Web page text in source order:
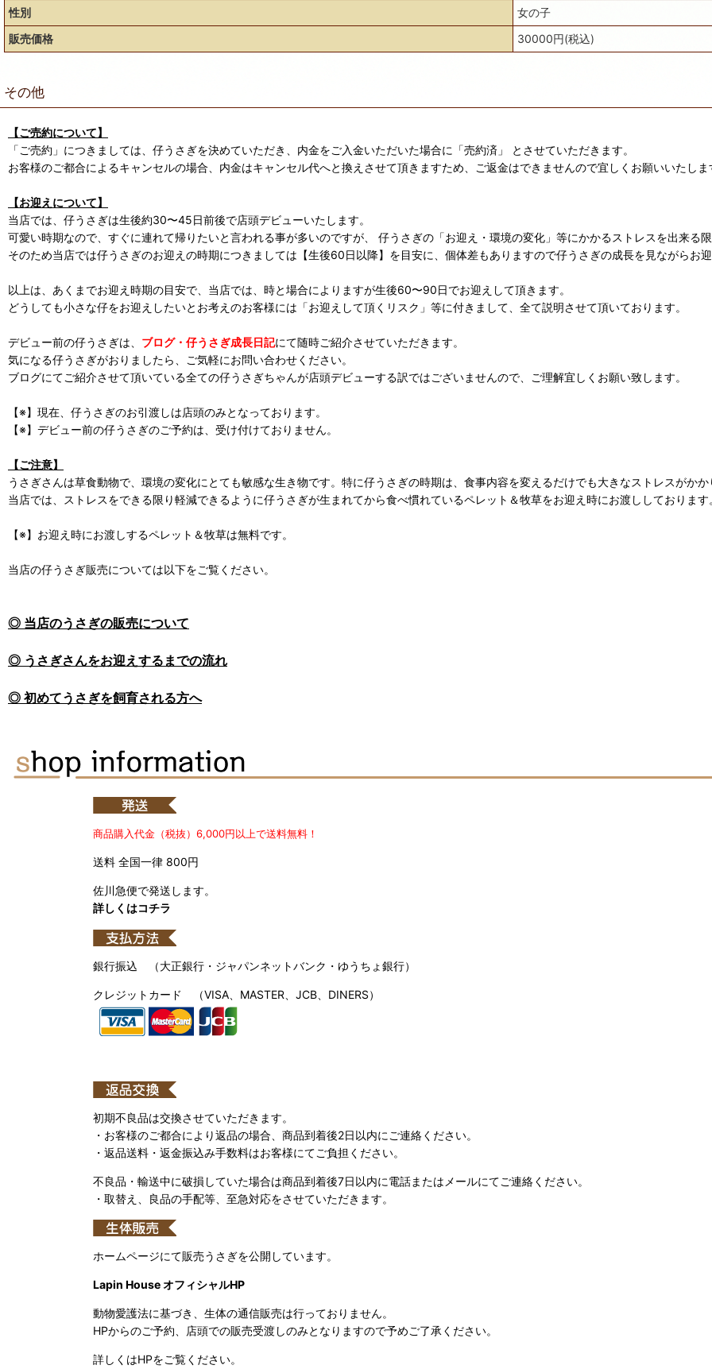
性別
女の子
販売価格
30000円(税込)
その他
【ご売約について】
「ご売約」につきましては、仔うさぎを決めていただき、内金をご入金いただいた場合に「売約済」 とさせていただきます。
お客様のご都合によるキャンセルの場合、内金はキャンセル代へと換えさせて頂きますため、ご返金はできませんので宜しくお願いいたしま
【お迎えについて】
当店では、仔うさぎは生後約30〜45日前後で店頭デビューいたします。
可愛い時期なので、すぐに連れて帰りたいと言われる事が多いのですが、 仔うさぎの「お迎え・環境の変化」等にかかるストレスを出来る
そのため当店では仔うさぎのお迎えの時期につきましては【生後60日以降】を目安に、個体差もありますので仔うさぎの成長を見ながらお
以上は、あくまでお迎え時期の目安で、当店では、時と場合によりますが生後60〜90日でお迎えして頂きます。
どうしても小さな仔をお迎えしたいとお考えのお客様には「お迎えして頂くリスク」等に付きまして、全て説明させて頂いております。
デビュー前の仔うさぎは、 ブログ・仔うさぎ成長日記にて随時ご紹介させていただきます。
気になる仔うさぎがおりましたら、ご気軽にお問い合わせください。
ブログにてご紹介させて頂いている全ての仔うさぎちゃんが店頭デビューする訳ではございませんので、ご理解宜しくお願い致します。
【※】現在、仔うさぎのお引渡しは店頭のみとなっております。
【※】デビュー前の仔うさぎのご予約は、受け付けておりません。
【ご注意】
うさぎさんは草食動物で、環境の変化にとても敏感な生き物です。特に仔うさぎの時期は、食事内容を変えるだけでも大きなストレスがかか
当店では、ストレスをできる限り軽減できるように仔うさぎが生まれてから食べ慣れているペレット＆牧草をお迎え時にお渡ししております
【※】お迎え時にお渡しするペレット＆牧草は無料です。
当店の仔うさぎ販売については以下をご覧ください。
◎ 当店のうさぎの販売について
◎ うさぎさんをお迎えするまでの流れ
◎ 初めてうさぎを飼育される方へ
商品購入代金（税抜）6,000円以上で送料無料！
送料 全国一律 800円
佐川急便で発送します。
詳しくはコチラ
銀行振込 （大正銀行・ジャパンネットバンク・ゆうちょ銀行）
クレジットカード （VISA、MASTER、JCB、DINERS）
初期不良品は交換させていただきます。
・お客様のご都合により返品の場合、商品到着後2日以内にご連絡ください。
・返品送料・返金振込み手数料はお客様にてご負担ください。
不良品・輸送中に破損していた場合は商品到着後7日以内に電話またはメールにてご連絡ください。
・取替え、良品の手配等、至急対応をさせていただきます。
ホームページにて販売うさぎを公開しています。
Lapin House オフィシャルHP
動物愛護法に基づき、生体の通信販売は行っておりません。
HPからのご予約、店頭での販売受渡しのみとなりますので予めご了承ください。
詳しくはHPをご覧ください。